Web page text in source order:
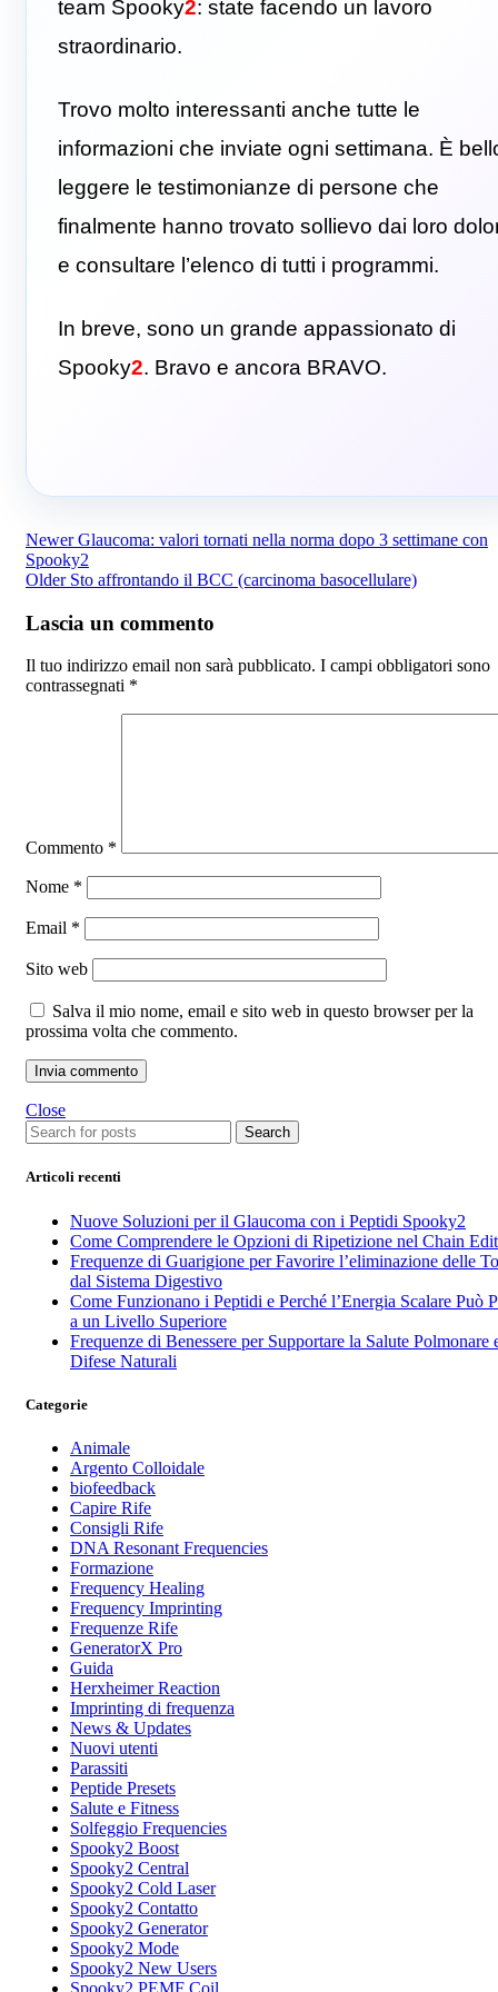
team Spooky2: state facendo un lavoro
straordinario.
Trovo molto interessanti anche tutte le
informazioni che inviate ogni settimana. È
leggere le testimonianze di persone che
finalmente hanno trovato sollievo dai loro
e consultare l’elenco di tutti i programmi.
In breve, sono un grande appassionato di
Spooky2. Bravo e ancora BRAVO.
Newer Glaucoma: valori tornati nella norma dopo 3 settimane con
Spooky2
Older Sto affrontando il BCC (carcinoma basocellulare)
Lascia un commento
Il tuo indirizzo email non sarà pubblicato. I campi obbligatori sono
contrassegnati *
Commento *
Nome *
Email *
Sito web
Salva il mio nome, email e sito web in questo browser per la
prossima volta che commento.
Close
Search
Articoli recenti
Nuove Soluzioni per il Glaucoma con i Peptidi Spooky2
Come Comprendere le Opzioni di Ripetizione nel Chain
Frequenze di Guarigione per Favorire l’eliminazione delle
dal Sistema Digestivo
Come Funzionano i Peptidi e Perché l’Energia Scalare Può
a un Livello Superiore
Frequenze di Benessere per Supportare la Salute Polmonare
Difese Naturali
Categorie
Animale
Argento Colloidale
biofeedback
Capire Rife
Consigli Rife
DNA Resonant Frequencies
Formazione
Frequency Healing
Frequency Imprinting
Frequenze Rife
GeneratorX Pro
Guida
Herxheimer Reaction
Imprinting di frequenza
News & Updates
Nuovi utenti
Parassiti
Peptide Presets
Salute e Fitness
Solfeggio Frequencies
Spooky2 Boost
Spooky2 Central
Spooky2 Cold Laser
Spooky2 Contatto
Spooky2 Generator
Spooky2 Mode
Spooky2 New Users
Spooky2 PEMF Coil